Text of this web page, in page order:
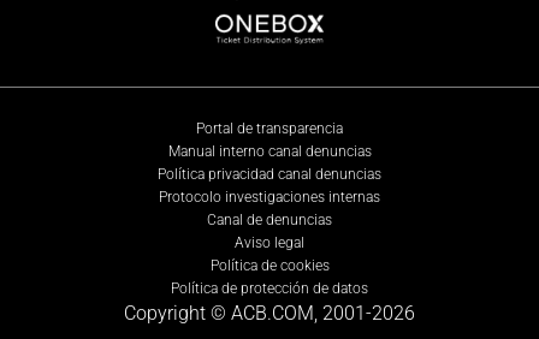
Portal de transparencia
Manual interno canal denuncias
Política privacidad canal denuncias
Protocolo investigaciones internas
Canal de denuncias
Aviso legal
Política de cookies
Política de protección de datos
Copyright © ACB.COM, 2001-2026